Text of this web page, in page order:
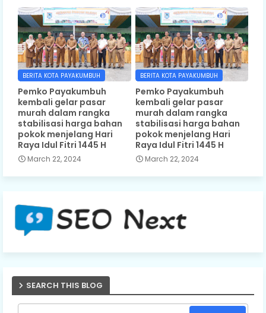
BERITA KOTA PAYAKUMBUH
Pemko Payakumbuh
kembali gelar pasar
murah dalam rangka
stabilisasi harga bahan
pokok menjelang Hari
Raya Idul Fitri 1445 H
March 22, 2024
BERITA KOTA PAYAKUMBUH
Pemko Payakumbuh
kembali gelar pasar
murah dalam rangka
stabilisasi harga bahan
pokok menjelang Hari
Raya Idul Fitri 1445 H
March 22, 2024
SEARCH THIS BLOG